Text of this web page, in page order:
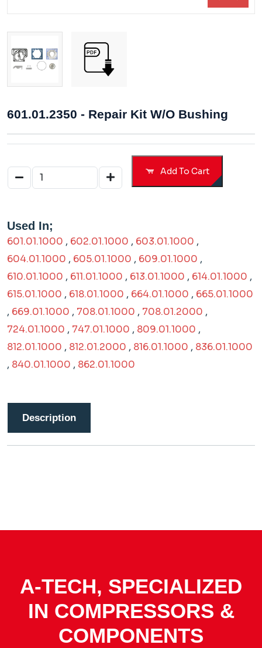
601.01.2350 - Repair Kit W/o Bushing
Add To Cart
Used In;
601.01.1000 , 602.01.1000 , 603.01.1000 ,
604.01.1000 , 605.01.1000 , 609.01.1000 ,
610.01.1000 , 611.01.1000 , 613.01.1000 , 614.01.1000 ,
615.01.1000 , 618.01.1000 , 664.01.1000 , 665.01.1000
, 669.01.1000 , 708.01.1000 , 708.01.2000 ,
724.01.1000 , 747.01.1000 , 809.01.1000 ,
812.01.1000 , 812.01.2000 , 816.01.1000 , 836.01.1000
, 840.01.1000 , 862.01.1000
Description
A-TECH, SPECIALIZED
IN COMPRESSORS &
COMPONENTS